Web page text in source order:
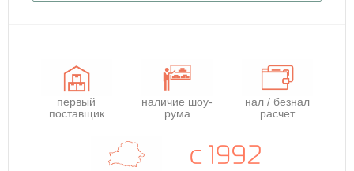
первый
поставщик
наличие шоу-
рума
нал / безнал
расчет